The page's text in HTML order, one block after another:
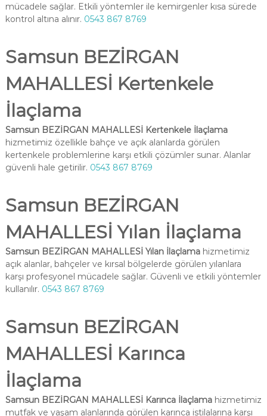
mücadele sağlar. Etkili yöntemler ile kemirgenler kısa sürede
kontrol altına alınır. 0543 867 8769
Samsun BEZİRGAN
MAHALLESİ Kertenkele
İlaçlama
Samsun BEZİRGAN MAHALLESİ Kertenkele İlaçlama
hizmetimiz özellikle bahçe ve açık alanlarda görülen
kertenkele problemlerine karşı etkili çözümler sunar. Alanlar
güvenli hale getirilir. 0543 867 8769
Samsun BEZİRGAN
MAHALLESİ Yılan İlaçlama
Samsun BEZİRGAN MAHALLESİ Yılan İlaçlamahizmetimiz
açık alanlar, bahçeler ve kırsal bölgelerde görülen yılanlara
karşı profesyonel mücadele sağlar. Güvenli ve etkili yöntemler
kullanılır. 0543 867 8769
Samsun BEZİRGAN
MAHALLESİ Karınca
İlaçlama
Samsun BEZİRGAN MAHALLESİ Karınca İlaçlamahizmetimiz
mutfak ve yaşam alanlarında görülen karınca istilalarına karşı